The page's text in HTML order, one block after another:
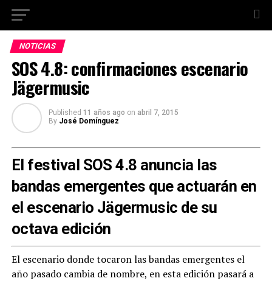
NOTICIAS
SOS 4.8: confirmaciones escenario
Jägermusic
Published 11 años ago on abril 7, 2015
By José Domínguez
El festival SOS 4.8 anuncia las
bandas emergentes que actuarán en
el escenario Jägermusic de su
octava edición
El escenario donde tocaron las bandas emergentes el
año pasado cambia de nombre, en esta edición pasará a